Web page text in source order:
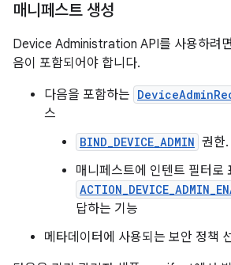
매니페스트 생성
Device Administration API를 사용하려
음이 포함되어야 합니다.
다음을 포함하는
스
BIND_DEVICE_ADMIN 권한.
매니페스트에 인텐트 필터로
답하는 기능
메타데이터에 사용되는 보안 정책